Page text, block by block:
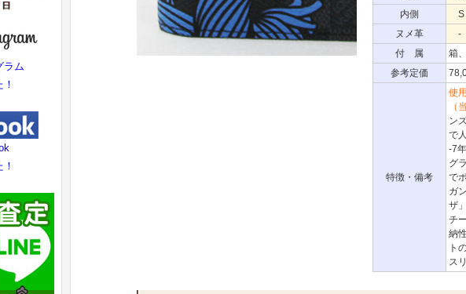
ラム
内側
S
ヌメ革
-
付 属
箱
参考定価
特徴・備考
使
（
ン
で
-7
グ
で
ガ
ザ
チ
納
ト
ス